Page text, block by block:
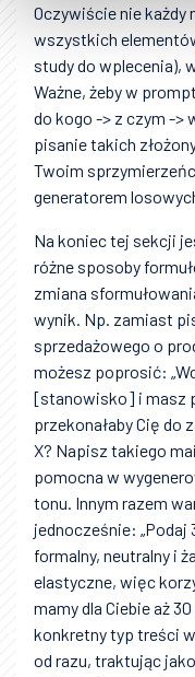
Oczywiście nie każdy
wszystkich
study do wplecenia),
Ważne, żeby w
do kogo -> z czym ->
pisanie takich
Twoim
generatorem
Na koniec tej sekcji
różne sposoby
zmiana
wynik. Np. zamiast
sprzedażowego o
możesz poprosić:
[stanowisko] i masz
przekonałaby Cię do
X? Napisz takiego
pomocna w
tonu. Innym razem
jednocześnie:
formalny, neutralny i
elastyczne, więc
mamy dla Ciebie aż
konkretny typ treści
od razu, traktując